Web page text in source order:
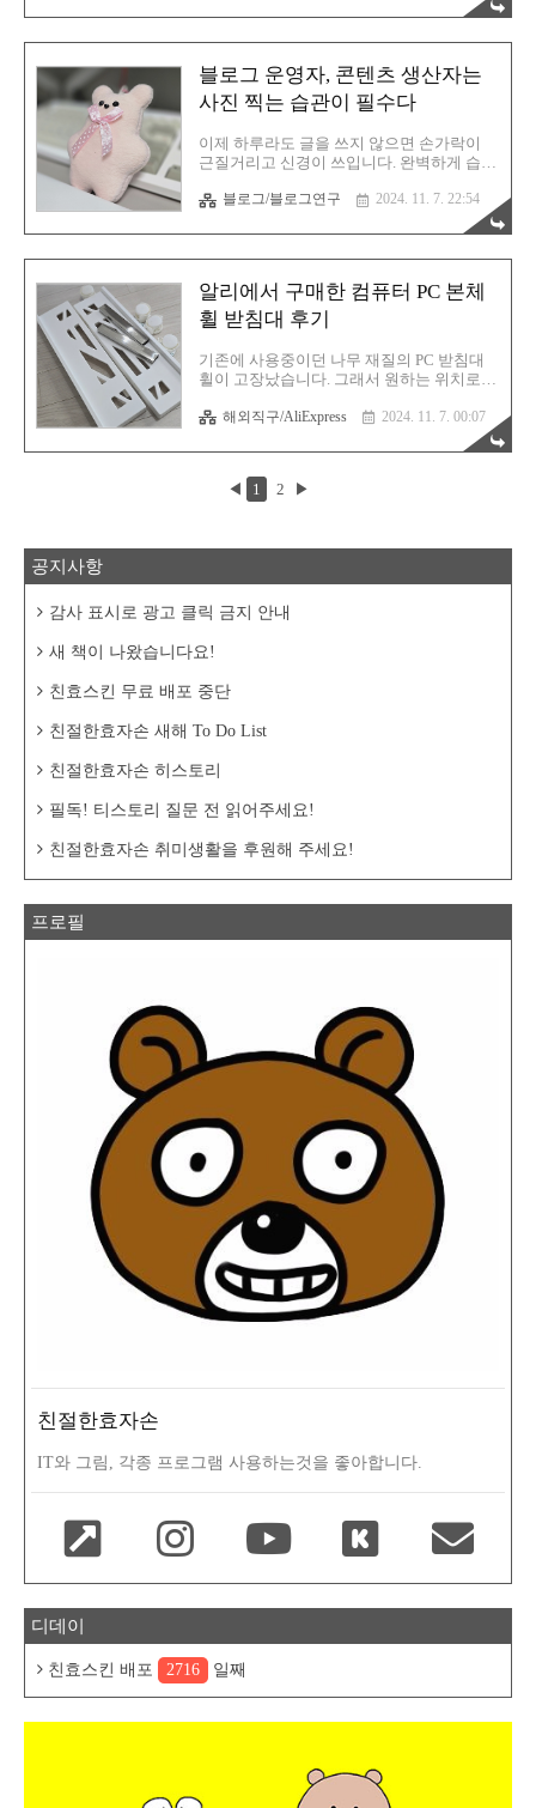
더 이상 유튜브를 우회하여 사용할 수 없게
되어버렸습니다. 어쩔 수 없이 무조건 다시
대한민국에서 정식으로 결제를 해야 하는 상
황! 구글에서 검색해보니까 이제 OTT 사기
도 판치고 있는 모양입니다. 그도 그럴 것이
이게 말도 안 되는 게 모두 현금 거래를 유도
그리고 절대 1개월만 판매를 안 합니다. 6개
월 내지 1년 치를 한 방에 내야 합니다. 그리
리미엄이 끊겨버리는 일들이 비일비재! 하지
블로그 운영자, 콘텐츠 생산자는
사진 찍는 습관이 필수다
이제 하루라도 글을 쓰지 않으면 손가락이
근질거리고 신경이 쓰입니다. 완벽하게 습관
단 하루도 빠짐없이 글을 작성해 왔습니다.
아니, 정확하게는 하루에 1개 이상의 글을 발
행해 왔죠. 그저 글쓰기가 보람되고 재밌었
기에 달성할 수 있었던 쾌거라고 생각합니
고 있음에도 아직까지 습관으로 만들지 못한
게 하나 있어요. 바로 사진 찍기입니다. 스마
트폰은 아마 대부분 사람들이 가지고 있을
겁니다. 그리고 스마트폰에는 카메라가 달려
있죠. 따라서 사진 찍는 건 그저 카메라 앱을
실행 후 터치 한 방이면 끝입니다. 이 간단한
걸 저는 아직도 습관으로 만들지 못했습니
다. 이런 나쁜 생각 때문입니다. '어차피 글로
쓸 거 같지 않은데 이건... ..
블로그/블로그연구 2024. 11. 7. 22:54
알리에서 구매한 컴퓨터 PC 본체
휠 받침대 후기
기존에 사용중이던 나무 재질의 PC 받침대
휠이 고장났습니다. 그래서 원하는 위치로
생각해보면 솔직히 PC 본체를 얼마나 자주
위치를 이동시키겠습니까? 사실 없어도 되
지만 잘 있다가 없으면 뭔가 허전한 느낌이
들 것 같았습니다. 게다가 원래 계륵같은 존
재들이 있다가 없으면 더 크게 와닿는 법이
습니다. 핵심은 양쪽을 연결해주는 알미늄
넣어주면 끝입니다. 그리고 조여줍니다. 바
퀴도 달아주고요. 바퀴 중 일부는 브레이크
기능이죠. 원하는 위치에 놓이면 휠 브레이
해외직구/AliExpress 2024. 11. 7. 00:07
◀ 1 2 ▶
공지사항
감사 표시로 광고 클릭 금지 안내
새 책이 나왔습니다요!
친효스킨 무료 배포 중단
친절한효자손 새해 To Do List
친절한효자손 히스토리
필독! 티스토리 질문 전 읽어주세요!
친절한효자손 취미생활을 후원해 주세요!
프로필
친절한효자손
IT와 그림, 각종 프로그램 사용하는것을 좋아합니다.
디데이
친효스킨 배포 2716 일째